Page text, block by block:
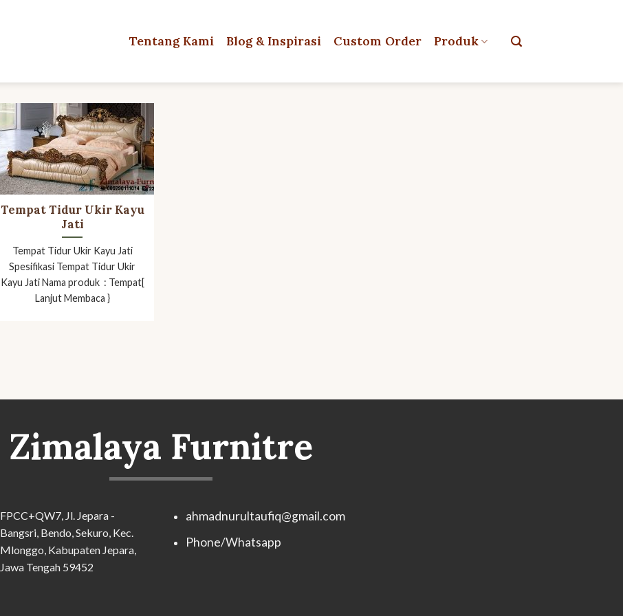
Tentang Kami Blog & Inspirasi Custom Order Produk
Tempat Tidur Ukir Kayu
Jati
Tempat Tidur Ukir Kayu Jati
Spesifikasi Tempat Tidur Ukir
Kayu Jati Nama produk : Tempat[
Lanjut Membaca }
Zimalaya Furnitre
FPCC+QW7, Jl. Jepara -
Bangsri, Bendo, Sekuro, Kec.
Mlonggo, Kabupaten Jepara,
Jawa Tengah 59452
ahmadnurultaufiq@gmail.com
Phone/Whatsapp